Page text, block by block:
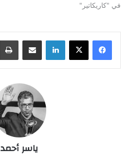
في "كاريكاتير"
لينكدإن مشاركة عبر البريد
ياسر أحمد